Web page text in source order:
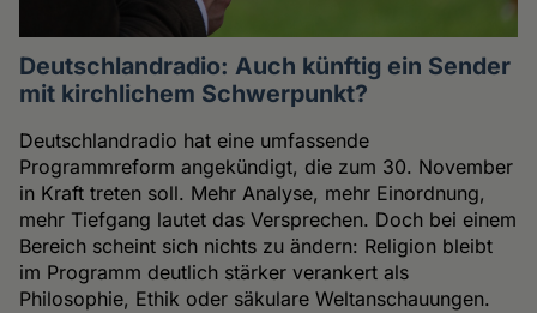
Deutschlandradio: Auch künftig ein Sender
mit kirchlichem Schwerpunkt?
Deutschlandradio hat eine umfassende
Programmreform angekündigt, die zum 30. November
in Kraft treten soll. Mehr Analyse, mehr Einordnung,
mehr Tiefgang lautet das Versprechen. Doch bei einem
Bereich scheint sich nichts zu ändern: Religion bleibt
im Programm deutlich stärker verankert als
Philosophie, Ethik oder säkulare Weltanschauungen.